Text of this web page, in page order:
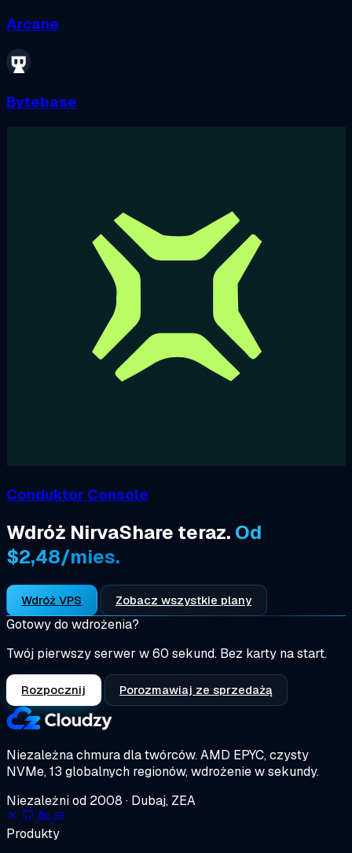
Arcane
Bytebase
Conduktor Console
Wdróż NirvaShare teraz. Od
$2,48/mies.
Wdróż VPS Zobacz wszystkie plany
Gotowy do wdrożenia?
Twój pierwszy serwer w 60 sekund. Bez karty na start.
Rozpocznij Porozmawiaj ze sprzedażą
Niezależna chmura dla twórców.AMD EPYC, czysty
NVMe, 13 globalnych regionów, wdrożenie w sekundy.
Niezależni od 2008 · Dubaj, ZEA
Produkty